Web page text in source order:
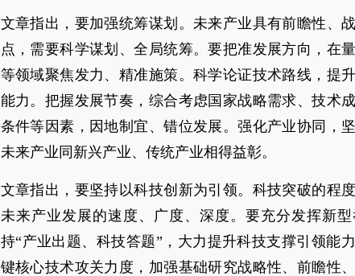
文章指出，要加强统筹谋划。未来产业具有前瞻性、
点，需要科学谋划、全局统筹。要把准发展方向，在
等领域聚焦发力、精准施策。科学论证技术路线，提
能力。把握发展节奏，综合考虑国家战略需求、技术
条件等因素，因地制宜、错位发展。强化产业协同，
未来产业同新兴产业、传统产业相得益彰。
文章指出，要坚持以科技创新为引领。科技突破的程
未来产业发展的速度、广度、深度。要充分发挥新
持“产业出题、科技答题”，大力提升科技支撑引领能
键核心技术攻关力度，加强基础研究战略性、前瞻性